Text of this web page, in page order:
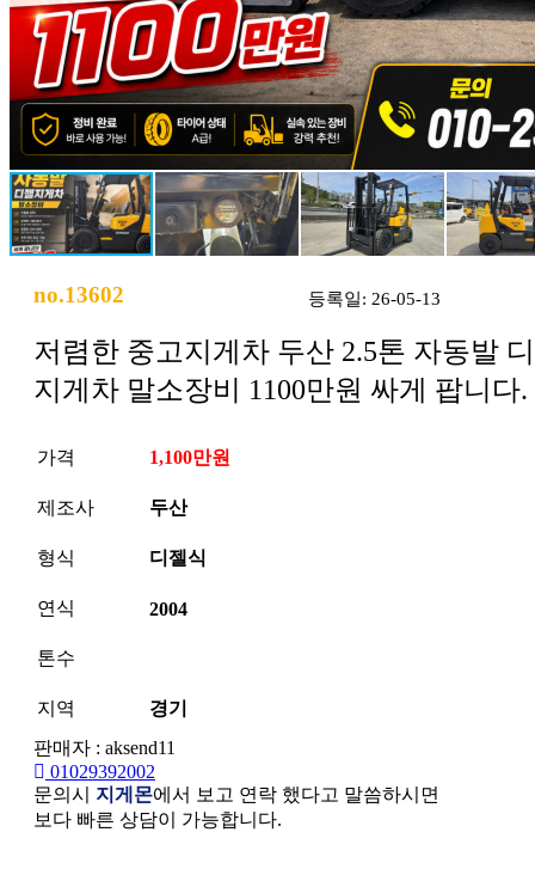
no.13602 등록일: 26-05-13
저렴한 중고지게차 두산 2.5톤 자동발
지게차 말소장비 1100만원 싸게 팝니다.
가격 1,100만원
제조사 두산
형식 디젤식
연식 2004
톤수
지역
경기
판매자 : aksend11
01029392002
문의시 지게몬에서 보고 연락 했다고 말씀하시면
보다 빠른 상담이 가능합니다.